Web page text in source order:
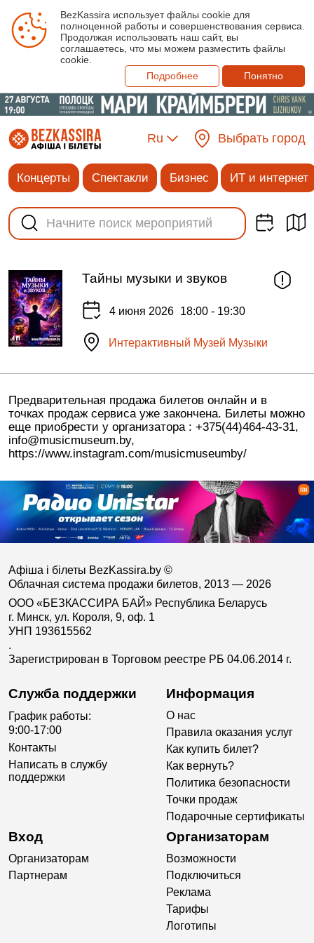
BezKassira использует файлы cookie для
полноценной работы и совершенствования сервиса.
Продолжая использовать наш сайт, вы
соглашаетесь, что мы можем разместить файлы
cookie.
Подробнее
Понятно
Ru Выбрать город
Концерты Спектакли Бизнес ИТ и интернет
Тайны музыки и звуков
4 июня 2026 18:00 - 19:30
Интерактивный Музей Музыки
Предварительная продажа билетов онлайн и в
точках продаж сервиса уже закончена. Билеты можно
еще приобрести у организатора : +375(44)464-43-31,
info@musicmuseum.by,
https://www.instagram.com/musicmuseumby/
Афіша і білеты BezKassira.by ©
Облачная система продажи билетов, 2013 — 2026
ООО «БЕЗКАССИРА БАЙ» Республика Беларусь
г. Минск, ул. Короля, 9, оф. 1
УНП 193615562
.
Зарегистрирован в Торговом реестре РБ 04.06.2014 г.
Служба поддержки
График работы:
9:00-17:00
Контакты
Написать в службу
поддержки
Информация
О нас
Правила оказания услуг
Как купить билет?
Как вернуть?
Политика безопасности
Точки продаж
Подарочные сертификаты
Вход
Организаторам
Партнерам
Организаторам
Возможности
Подключиться
Реклама
Тарифы
Логотипы